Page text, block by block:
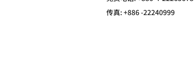
传真:+886 -22240999